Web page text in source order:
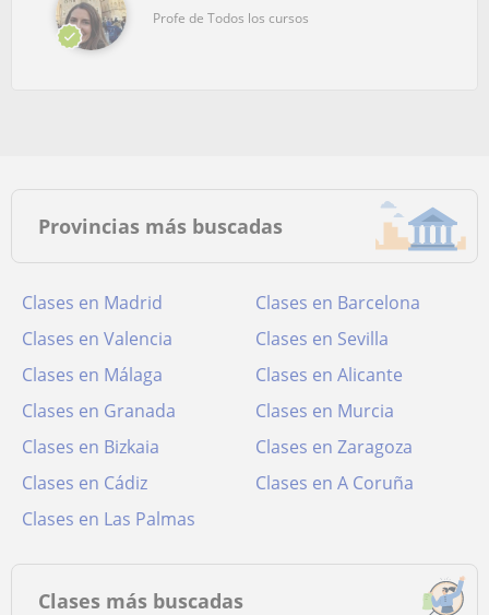
Profe de Todos los cursos
Provincias más buscadas
Clases en Madrid
Clases en Barcelona
Clases en Valencia
Clases en Sevilla
Clases en Málaga
Clases en Alicante
Clases en Granada
Clases en Murcia
Clases en Bizkaia
Clases en Zaragoza
Clases en Cádiz
Clases en A Coruña
Clases en Las Palmas
Clases más buscadas